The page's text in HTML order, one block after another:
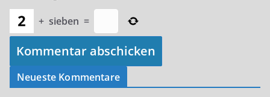
+ sieben =
Neueste Kommentare